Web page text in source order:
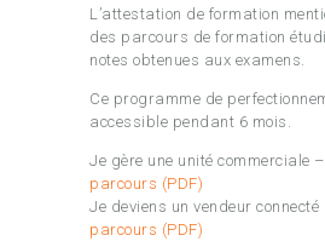
L’attestation de formation
des parcours de formation
notes obtenues aux examens.
Ce programme de
accessible pendant 6 mois.
Je gère une unité commerciale –
parcours (PDF)
Je deviens un vendeur connecté
parcours (PDF)